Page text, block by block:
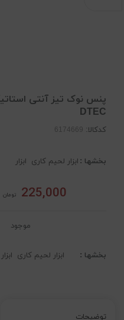
DTEC
کدکالا:
بخشها : ابزار لحیم کاری ابزار
225,000 تومان
موجود
بخشها : ابزار لحیم کاری ابزار
توضیحات